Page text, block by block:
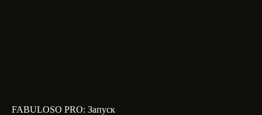
FABULOSO PRO: Запуск